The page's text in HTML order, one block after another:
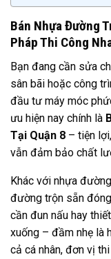
Bán Nhựa Đường
Pháp Thi Công
Bạn đang cần sửa
sân bãi hoặc công
đầu tư máy móc
ưu hiện nay chính là
Tại Quận 8 – tiện
vẫn đảm bảo chất
Khác với nhựa
đường trộn sẵn
cần đun nấu hay
xuống – đầm nhẹ là
cả cá nhân, đơn vị